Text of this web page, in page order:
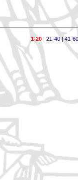
1-20 | 21-40| 41-60